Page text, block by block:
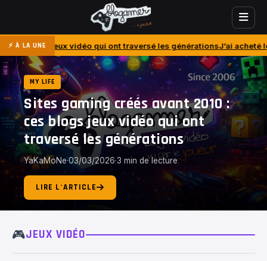
⚡ À LA UNE
qui ont traversé les générationsJ’ai acheté le PlayStation
MY LIFE
Sites gaming créés avant 2010 :
ces blogs jeux vidéo qui ont
traversé les générations
YaKaMoNe·03/03/2026·3 min de lecture
LIRE L'ARTICLE
🎮JEUX VIDÉO